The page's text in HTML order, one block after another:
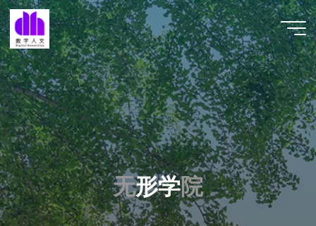
跳
至
内
容
数字人
文 |
DHCN
无形学院